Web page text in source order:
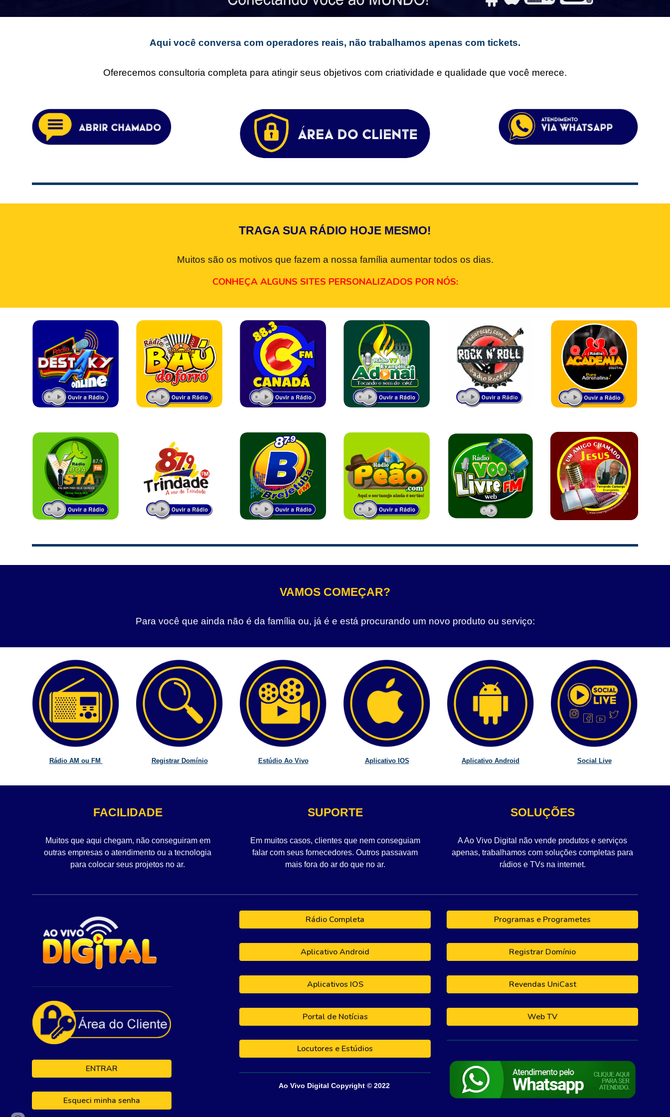
Aqui você conversa com operadores reais, não trabalhamos apenas com tickets.
Oferecemos consultoria completa para atingir seus objetivos com criatividade e qualidade que você merece.
TRAGA SUA RÁDIO HOJE MESMO!
Muitos são os motivos que fazem a nossa família aumentar todos os dias.
CONHEÇA ALGUNS SITES PERSONALIZADOS POR NÓS:
VAMOS COMEÇAR?
Para você que ainda não é da família ou, já é e está procurando um novo produto ou serviço:
Rádio AM ou FM Registrar Domínio Estúdio Ao Vivo Aplicativo IOS Aplicativo Android Social Live
FACILIDADE
Muitos que aqui chegam, não conseguiram em
outras empresas o atendimento ou a tecnologia
para colocar seus projetos no ar.
SUPORTE
Em muitos casos, clientes que nem conseguiam
falar com seus fornecedores. Outros passavam
mais fora do ar do que no ar.
SOLUÇÕES
A Ao Vivo Digital não vende produtos e serviços
apenas, trabalhamos com soluções completas para
rádios e TVs na internet.
ENTRAR
Esqueci minha senha
Rádio Completa
Aplicativo Android
Aplicativos IOS
Portal de Notícias
Locutores e Estúdios
Ao Vivo Digital Copyright © 2022
Programas e Programetes
Registrar Domínio
Revendas UniCast
Web TV